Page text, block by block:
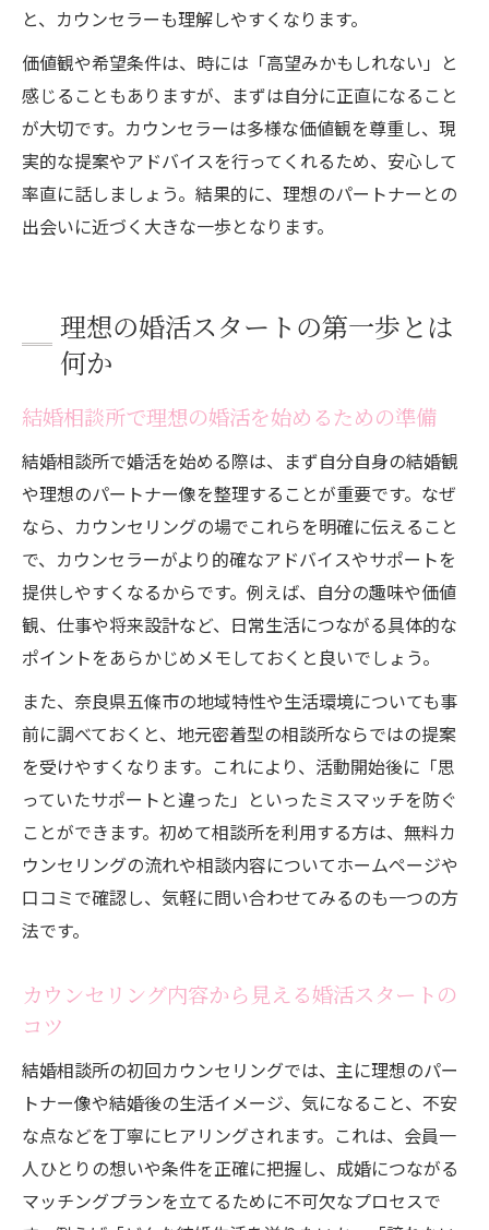
と、カウンセラーも理解しやすくなります。
価値観や希望条件は、時には「高望みかもしれない」と
感じることもありますが、まずは自分に正直になること
が大切です。カウンセラーは多様な価値観を尊重し、現
実的な提案やアドバイスを行ってくれるため、安心して
率直に話しましょう。結果的に、理想のパートナーとの
出会いに近づく大きな一歩となります。
理想の婚活スタートの第一歩とは
何か
結婚相談所で理想の婚活を始めるための準備
結婚相談所で婚活を始める際は、まず自分自身の結婚観
や理想のパートナー像を整理することが重要です。なぜ
なら、カウンセリングの場でこれらを明確に伝えること
で、カウンセラーがより的確なアドバイスやサポートを
提供しやすくなるからです。例えば、自分の趣味や価値
観、仕事や将来設計など、日常生活につながる具体的な
ポイントをあらかじめメモしておくと良いでしょう。
また、奈良県五條市の地域特性や生活環境についても事
前に調べておくと、地元密着型の相談所ならではの提案
を受けやすくなります。これにより、活動開始後に「思
っていたサポートと違った」といったミスマッチを防ぐ
ことができます。初めて相談所を利用する方は、無料カ
ウンセリングの流れや相談内容についてホームページや
口コミで確認し、気軽に問い合わせてみるのも一つの方
法です。
カウンセリング内容から見える婚活スタートの
コツ
結婚相談所の初回カウンセリングでは、主に理想のパー
トナー像や結婚後の生活イメージ、気になること、不安
な点などを丁寧にヒアリングされます。これは、会員一
人ひとりの想いや条件を正確に把握し、成婚につながる
マッチングプランを立てるために不可欠なプロセスで